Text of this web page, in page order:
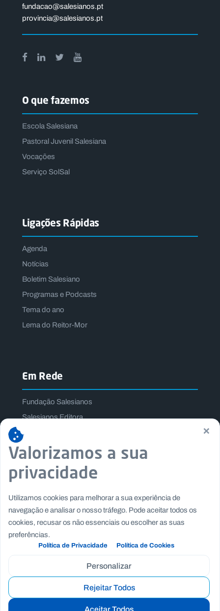
fundacao@salesianos.pt
provincia@salesianos.pt
O que fazemos
Escola Salesiana
Pastoral Juvenil Salesiana
Vocações
Serviço SolSal
Ligações Rápidas
Agenda
Notícias
Boletim Salesiano
Programas e Podcasts
Tema do ano
Lema do Reitor-Mor
Em Rede
Fundação Salesianos
Salesianos Editora
Família Salesiana
Missão Dom Bosco
Copyright © Fundação Salesianos
×
Valorizamos a sua
privacidade
Utilizamos cookies para melhorar a sua experiência de
navegação e analisar o nosso tráfego. Pode aceitar todos os
cookies, recusar os não essenciais ou escolher as suas
preferências.
Política de Privacidade Política de Cookies
Personalizar
Rejeitar Todos